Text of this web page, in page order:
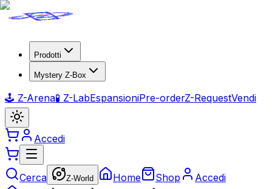
Prodotti
Mystery Z-Box
🕹️ Z-Arena🧪 Z-LabEspansioniPre-orderZ-RequestVendi
Accedi
Cerca Z-World Home Shop
Accedi